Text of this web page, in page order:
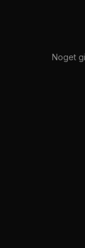
Noget